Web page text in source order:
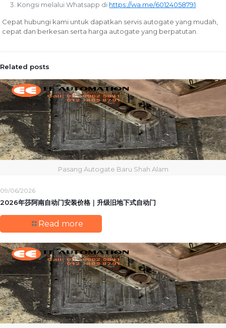
Kongsi melalui Whatsapp di https://wa.me/60124058791
Cepat hubungi kami untuk dapatkan servis autogate yang mudah,
cepat dan berkesan serta harga autogate yang berpatutan.
Related posts
Pasang Autogate Baru Shah Alam
09/06/2026
2026年莎阿南自动门安装价格｜升级旧地下式自动门
Read more